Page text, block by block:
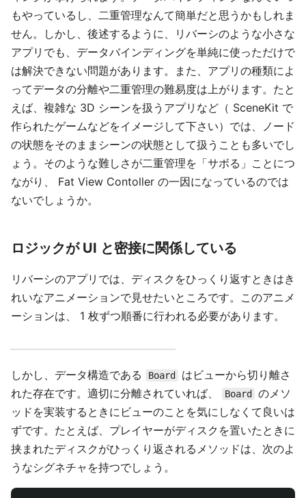
もやっているし、二重管理なんて簡単だと思うかもしれま
せん。しかし、後述するように、リバーシのような小さな
アプリでも、データバインディングを単純に使っただけで
は解決できない問題があります。また、アプリの種類によ
ってデータの分離や二重管理の難易度は上がります。たと
えば、複雑な 3D シーンを扱うアプリなど（ SceneKit で
作られたゲームなどをイメージして下さい）では、ノード
の状態をそのままシーンの状態として扱うことも多いでし
ょう。そのような難しさが二重管理を「サボる」ことにつ
ながり、 Fat View Contoller の一因になっているのでは
ないでしょうか。
ロジックが UI と密接に関係している
リバーシのアプリでは、ディスクをひっくり返すときはき
れいなアニメーションで見せたいところです。このアニメ
ーションは、 1 枚ずつ順番に行われる必要があります。
しかし、データ構造である Board
はビューから切り離さ
れた存在です。適切に分離されていれば、
Board
のメソ
ッドを実装するときにビューのことを気にしなくて良いは
ずです。たとえば、プレイヤーがディスクを置いたときに
挟まれたディスクがひっくり返されるメソッドは、次のよ
うなシグネチャを持つでしょう。